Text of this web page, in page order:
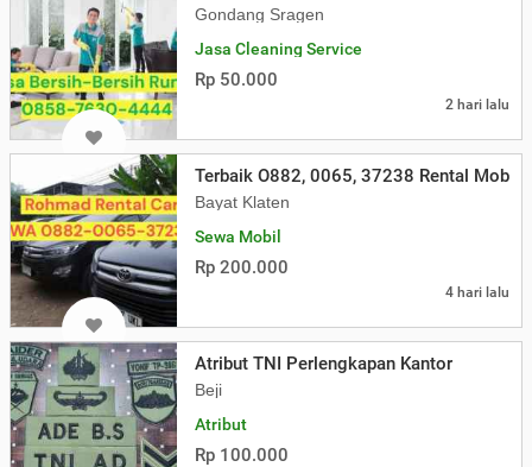
Gondang Sragen
Jasa Cleaning Service
Rp 50.000
2 hari lalu
Terbaik O882, 0065, 37238 Rental Mobil
Bayat Klaten
Sewa Mobil
Rp 200.000
4 hari lalu
Atribut TNI Perlengkapan Kantor
Beji
Atribut
Rp 100.000